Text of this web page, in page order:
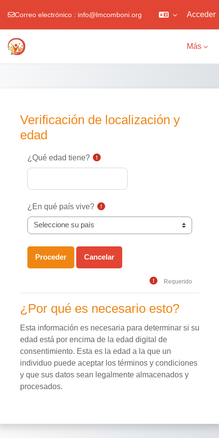
Correo electrónico : info@lmcomboni.org Acceder
Más
Verificación de localización y
edad
¿Qué edad tiene?
¿En qué país vive?
Requerido
¿Por qué es necesario esto?
Esta información es necesaria para determinar si su
edad está por encima de la edad digital de
consentimiento. Esta es la edad a la que un
individuo puede aceptar los términos y condiciones
y que sus datos sean legalmente almacenados y
procesados.